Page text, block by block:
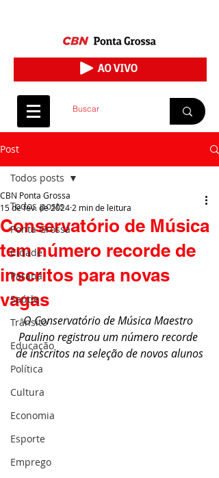
Post
Todos posts
Ponta Grossa
Cidade
Paraná
Saúde
Trânsito
Educação
Política
Cultura
Economia
Esporte
Emprego
Todos posts
Conservatório de Música
tem número recorde de
inscritos para novas
vagas
CBN Ponta Grossa
15 de fev. de 2024 2 min de leitura
O Conservatório de Música Maestro
Paulino registrou um número recorde
de inscritos na seleção de novos alunos